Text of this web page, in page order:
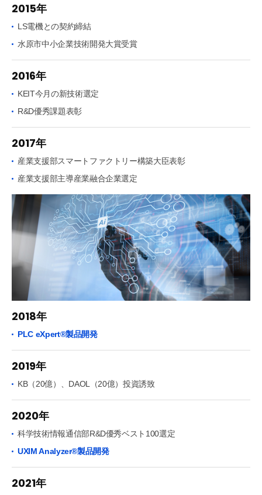
2015年
LS電機との契約締結
水原市中小企業技術開発大賞受賞
2016年
KEIT今月の新技術選定
R&D優秀課題表彰
2017年
産業支援部スマートファクトリー構築大臣表彰
産業支援部主導産業融合企業選定
2018年
PLC eXpert®製品開発
2019年
KB（20億）、DAOL（20億）投資誘致
2020年
科学技術情報通信部R&D優秀ベスト100選定
UXIM Analyzer®製品開発
2021年